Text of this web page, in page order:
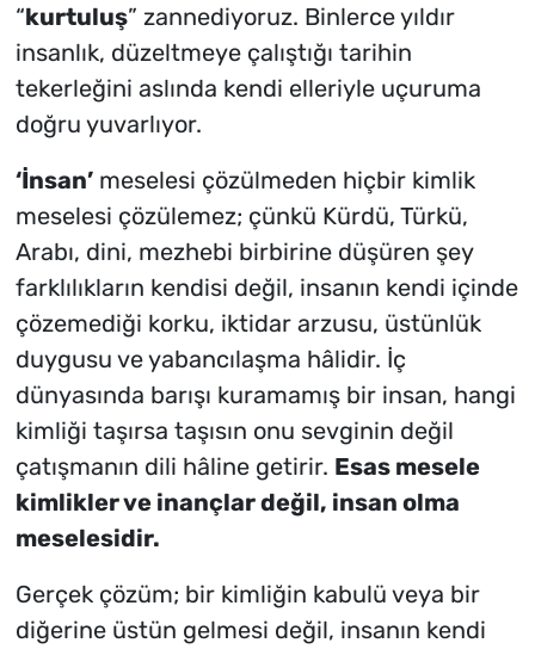
“kurtuluş” zannediyoruz. Binlerce yıldır
insanlık, düzeltmeye çalıştığı tarihin
tekerleğini aslında kendi elleriyle uçuruma
doğru yuvarlıyor.
‘İnsan’meselesi çözülmeden hiçbir kimlik
meselesi çözülemez; çünkü Kürdü, Türkü,
Arabı, dini, mezhebi birbirine düşüren şey
farklılıkların kendisi değil, insanın kendi içinde
çözemediği korku, iktidar arzusu, üstünlük
duygusu ve yabancılaşma hâlidir. İç
dünyasında barışı kuramamış bir insan, hangi
kimliği taşırsa taşısın onu sevginin değil
çatışmanın dili hâline getirir. Esas mesele
kimlikler ve inançlar değil, insan olma
meselesidir.
Gerçek çözüm; bir kimliğin kabulü veya bir
diğerine üstün gelmesi değil, insanın kendi